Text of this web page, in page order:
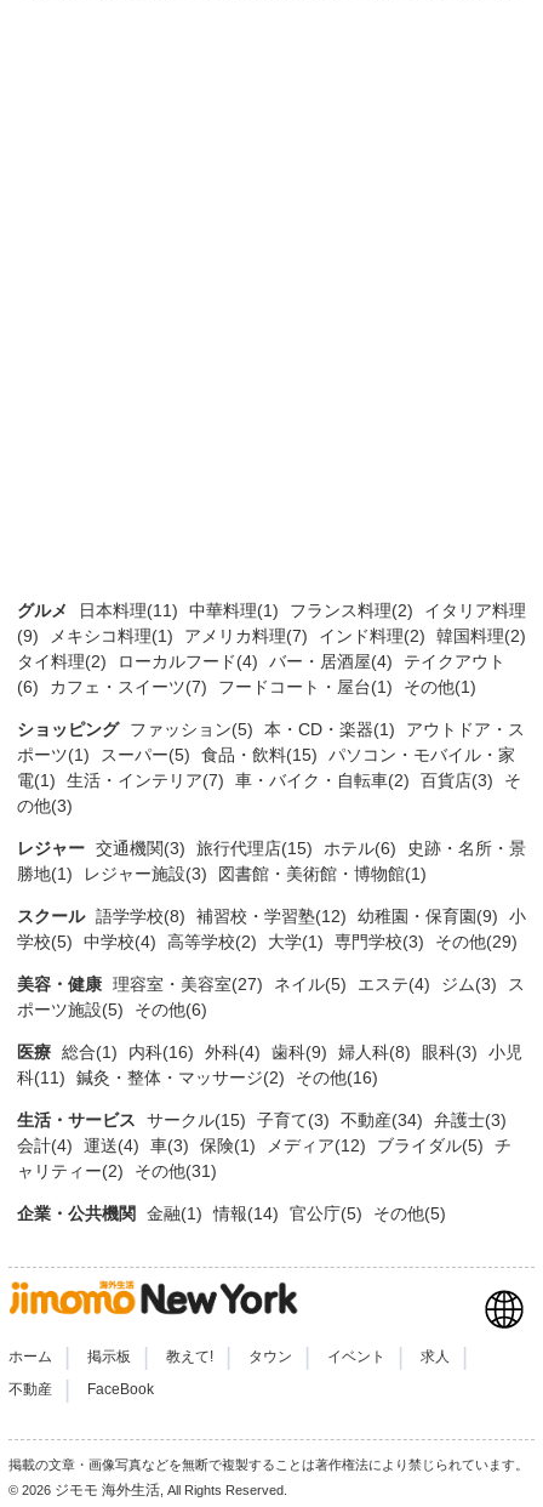
グルメ 日本料理(11) 中華料理(1) フランス料理(2)
イタリア料理
(9)
メキシコ料理(1) アメリカ料理(7) インド料理(2)
韓国料理(2)
タイ料理(2)
ローカルフード(4) バー・居酒屋(4)
テイクアウト
(6)
カフェ・スイーツ(7) フードコート・屋台(1) その他(1)
ショッピング ファッション(5) 本・CD・楽器(1)
アウトドア・ス
ポーツ(1)
スーパー(5) 食品・飲料(15)
パソコン・モバイル・家
電(1)
生活・インテリア(7) 車・バイク・自転車(2) 百貨店(3)
そ
の他(3)
レジャー 交通機関(3) 旅行代理店(15) ホテル(6)
史跡・名所・景
勝地(1)
レジャー施設(3) 図書館・美術館・博物館(1)
スクール 語学学校(8) 補習校・学習塾(12) 幼稚園・保育園(9)
小
学校(5)
中学校(4) 高等学校(2) 大学(1) 専門学校(3) その他(29)
美容・健康 理容室・美容室(27) ネイル(5) エステ(4) ジム(3)
ス
ポーツ施設(5)
その他(6)
医療 総合(1) 内科(16) 外科(4) 歯科(9) 婦人科(8) 眼科(3)
小児
科(11)
鍼灸・整体・マッサージ(2) その他(16)
生活・サービス サークル(15) 子育て(3) 不動産(34)
弁護士(3)
会計(4)
運送(4) 車(3) 保険(1) メディア(12) ブライダル(5)
チ
ャリティー(2)
その他(31)
企業・公共機関 金融(1) 情報(14) 官公庁(5) その他(5)
ホーム 掲示板 教えて! タウン イベント 求人
不動産 FaceBook
掲載の文章・画像写真などを無断で複製することは著作権法により禁じられています。
© 2026 ジモモ 海外生活 , All Rights Reserved.